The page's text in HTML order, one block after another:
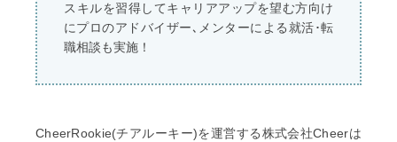
スキルを習得してキャリアアップを望む方向け
にプロのアドバイザー､メンターによる就活･転
職相談も実施！
CheerRookie(チアルーキー)を運営する株式会社Cheerは